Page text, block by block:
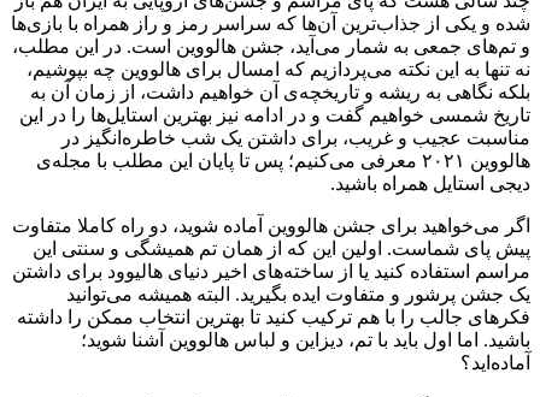
شده و یکی از جذاب‌ترین آن‌ها که سراسر رمز و راز همراه با بازی‌ها
و تم‌های جمعی به شمار می‌آید، جشن هالووین است. در این مطلب،
نه تنها به این نکته می‌پردازیم که امسال برای هالووین چه بپوشیم،
بلکه نگاهی به ریشه و تاریخچه‌ی آن خواهیم داشت، از زمان آن به
تاریخ شمسی خواهیم گفت و در ادامه نیز بهترین استایل‌ها را در این
مناسبت عجیب و غریب، برای داشتن یک شب خاطره‌انگیز در
هالووین ۲۰۲۱ معرفی می‌کنیم؛ پس تا پایان این مطلب با مجله‌ی
دیجی استایل همراه باشید.
اگر می‌خواهید برای جشن هالووین آماده شوید، دو راه کاملا متفاوت
پیش پای شماست. اولین این که از همان تم همیشگی و سنتی این
مراسم استفاده کنید یا از ساخته‌های اخیر دنیای هالیوود برای داشتن
یک جشن پرشور و متفاوت ایده بگیرید. البته همیشه می‌توانید
فکرهای جالب را با هم ترکیب کنید تا بهترین انتخاب ممکن را داشته
باشید. اما اول باید با تم، دیزاین و لباس هالووین آشنا شوید؛
آماده‌اید؟